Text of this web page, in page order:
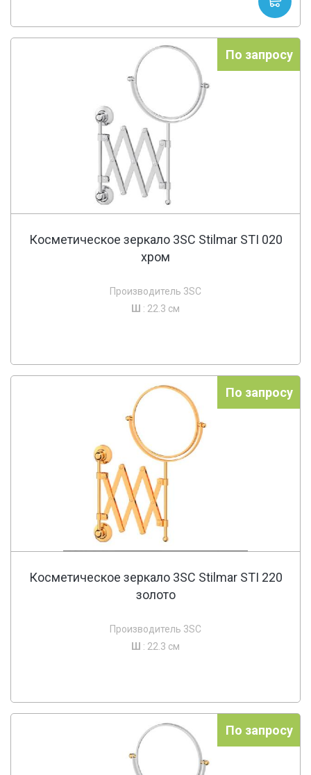
По запросу
Косметическое зеркало 3SC Stilmar STI 020
хром
Производитель 3SC
Ш : 22.3 см
По запросу
Косметическое зеркало 3SC Stilmar STI 220
золото
Производитель 3SC
Ш : 22.3 см
По запросу